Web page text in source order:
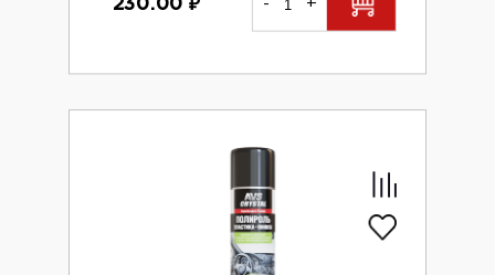
230.00 ₽ - +